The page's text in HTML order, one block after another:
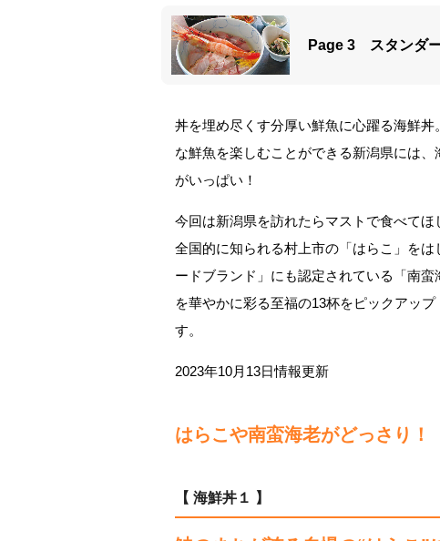
Page 3 スタンダ
丼を埋め尽くす分厚い鮮魚に心躍る海鮮
な鮮魚を楽しむことができる新潟県には
がいっぱい！
今回は新潟県を訪れたらマストで食べて
全国的に知られる村上市の「はらこ」を
ードブランド」にも認定されている「
を華やかに彩る至福の13杯をピックアッ
す。
2023年10月13日情報更新
はらこや南蛮海老がどっさり
【 海鮮丼１ 】